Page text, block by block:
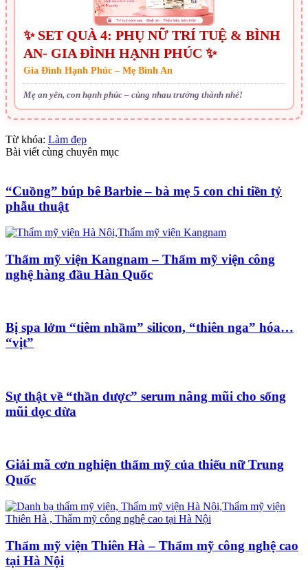
✨ SET QUÀ 4: PHỤ NỮ TRÍ TUỆ & BÌNH
AN- GIA ĐÌNH HẠNH PHÚC ✨
Gia Đình Hạnh Phúc – Mẹ Bình An
Mẹ an yên, con hạnh phúc – cùng nhau trưởng thành nhé!
Từ khóa: Làm đẹp
Bài viết cùng chuyên mục
“Cuồng” búp bê Barbie – bà mẹ 5 con chi tiền tỷ
phẫu thuật
Thẩm mỹ viện Kangnam – Thẩm mỹ viện công
nghệ hàng đầu Hàn Quốc
Bị spa lởm “tiêm nhầm” silicon, “thiên nga” hóa…
“vịt”
Sự thật về “thần dược” serum nâng mũi cho sống
mũi dọc dừa
Giải mã cơn nghiện thẩm mỹ của thiếu nữ Trung
Quốc
Thẩm mỹ viện Thiên Hà – Thẩm mỹ công nghệ cao
tại Hà Nội